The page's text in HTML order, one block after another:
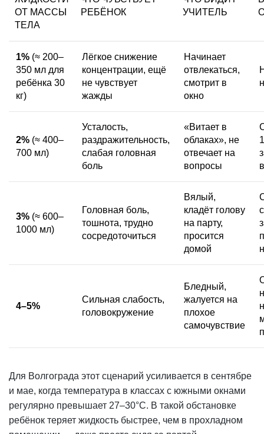
ОТ МАССЫ
ТЕЛА
РЕБЁНОК
УЧИТЕЛЬ
1% (≈ 200–
350 мл для
ребёнка 30
кг)
Лёгкое снижение
концентрации, ещё
не чувствует
жажды
Начинает
отвлекаться,
смотрит в
окно
2% (≈ 400–
700 мл)
Усталость,
раздражительность,
слабая головная
боль
«Витает в
облаках», не
отвечает на
вопросы
3% (≈ 600–
1000 мл)
Головная боль,
тошнота, трудно
сосредоточиться
Вялый,
кладёт голову
на парту,
просится
домой
4–5%
Сильная слабость,
головокружение
Бледный,
жалуется на
плохое
самочувствие
Для Волгограда этот сценарий усиливается в сентябре
и мае, когда температура в классах с южными окнами
регулярно превышает 27–30°С. В такой обстановке
ребёнок теряет жидкость быстрее, чем в прохладном